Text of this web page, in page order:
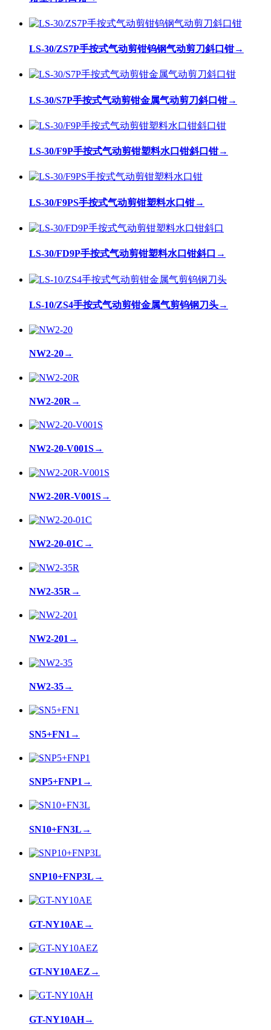
LS-30/ZS7P手按式气动剪钳钨钢气动剪刀斜口钳→
LS-30/S7P手按式气动剪钳金属气动剪刀斜口钳→
LS-30/F9P手按式气动剪钳塑料水口钳斜口钳→
LS-30/F9PS手按式气动剪钳塑料水口钳→
LS-30/FD9P手按式气动剪钳塑料水口钳斜口 →
LS-10/ZS4手按式气动剪钳金属气剪钨钢刀头→
NW2-20→
NW2-20R →
NW2-20-V001S→
NW2-20R-V001S→
NW2-20-01C →
NW2-35R →
NW2-201→
NW2-35→
SN5+FN1 →
SNP5+FNP1 →
SN10+FN3L →
SNP10+FNP3L →
GT-NY10AE →
GT-NY10AEZ →
GT-NY10AH→